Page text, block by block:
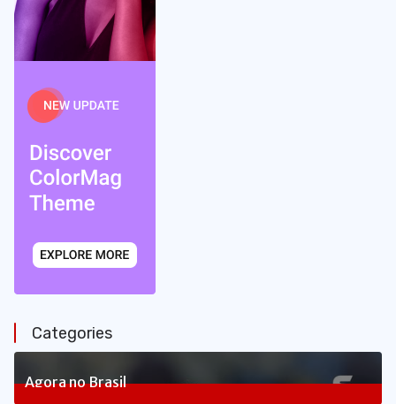
Categories
Agora no Brasil